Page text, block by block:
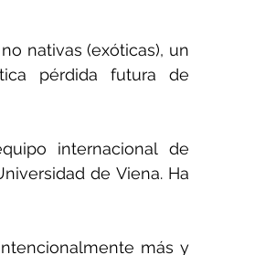
nativas (exóticas), un
pérdida futura de
internacional de
de Viena. Ha
más y